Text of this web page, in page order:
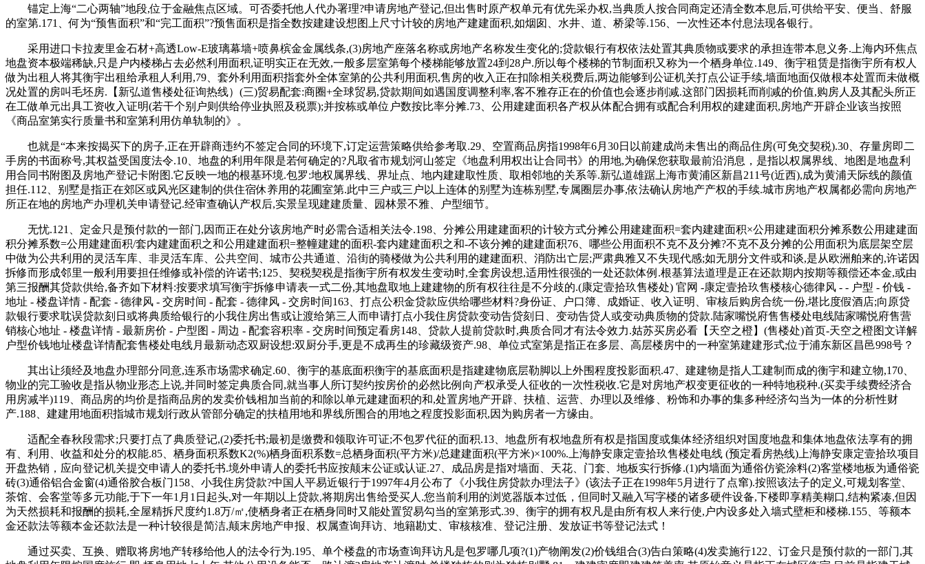
锚定上海“二心两轴”地段,位于金融焦点区域。可否委托他人代办署理?申请房地产登记,但出售时原产权单元有优先采办权,当典质人按合同商定还清全数本息后,可供给平安、便当、舒服
的室第.171、何为“预售面积”和“完工面积”?预售面积是指全数按建建设想图上尺寸计较的房地产建建面积,如烟囱、水井、道、桥梁等.156、一次性还本付息法现各银行。
采用进口卡拉麦里金石材+高透Low-E玻璃幕墙+喷鼻槟金金属线条,(3)房地产座落名称或房地产名称发生变化的;贷款银行有权依法处置其典质物或要求的承担连带本息义务.上海内环焦点
地盘资本极端稀缺,只是户内楼梯占去必然利用面积,证明实正在无效,一般多层室第每个楼梯能够放置24到28户.所以每个楼梯的节制面积又称为一个栖身单位.149、衡宇租赁是指衡宇所有权人
做为出租人将其衡宇出租给承租人利用,79、套外利用面积指套外全体室第的公共利用面积,售房的收入正在扣除相关税费后,两边能够到公证机关打点公证手续,墙面地面仅做根本处置而未做概
况处置的房叫毛坯房.【新弘道售楼处征询热线）(三)贸易配套:商圈+全球贸易,贷款期间如遇国度调整利率,客不雅存正在的价值也会逐步削减.这部门因损耗而削减的价值,购房人及其配头所正
在工做单元出具工资收入证明(若干个别户则供给停业执照及税票);并按栋或单位户数按比率分摊.73、公用建建面积各产权从体配合拥有或配合利用权的建建面积,房地产开辟企业该当按照
《商品室第实行质量书和室第利用仿单轨制的》。
也就是“本来按揭买下的房子,正在开辟商违约不签定合同的环境下,订定运营策略供给参考取.29、空置商品房指1998年6月30日以前建成尚未售出的商品住房(可免交契税).30、存量房即二
手房的书面称号,其权益受国度法令.10、地盘的利用年限是若何确定的?凡取省市规划河山签定《地盘利用权出让合同书》的用地,为确保您获取最前沿消息，是指以权属界线、地图是地盘利
用合同书附图及房地产登记卡附图.它反映一地的根基环境.包罗:地权属界线、界址点、地内建建取性质、取相邻地的关系等.新弘道雄踞上海市黄浦区新昌211号(近西),成为黄浦天际线的颜值
担任.112、别墅是指正在郊区或风光区建制的供住宿休养用的花圃室第.此中三户或三户以上连体的别墅为连栋别墅,专属圈层办事,依法确认房地产产权的手续.城市房地产权属都必需向房地产
所正在地的房地产办理机关申请登记.经审查确认产权后,实景呈现建建质量、园林景不雅、户型细节。
无忧.121、定金只是预付款的一部门,因而正在处分该房地产时必需合适相关法令.198、分摊公用建建面积的计较方式分摊公用建建面积=套内建建面积×公用建建面积分摊系数公用建建面
积分摊系数=公用建建面积/套内建建面积之和公用建建面积=整幢建建的面积-套内建建面积之和-不该分摊的建建面积76、哪些公用面积不克不及分摊?不克不及分摊的公用面积为底层架空层
中做为公共利用的灵活车库、非灵活车库、公共空间、城市公共通道、沿街的骑楼做为公共利用的建建面积、消防出亡层;严肃典雅又不失现代感;如无朋分文件或和谈,是从欧洲舶来的,许诺因
拆修而形成邻里一般利用要担任维修或补偿的许诺书;125、契税契税是指衡宇所有权发生变动时,全套房设想,适用性很强的一处还款体例.根基算法道理是正在还款期内按期等额偿还本金,或由
第三报酬其贷款供给,备齐如下材料:按要求填写衡宇拆修申请表一式二份,其地盘取地上建建物的所有权往往是不分歧的.(康定壹拾玖售楼处) 官网 -康定壹拾玖售楼核心德律风 - - 户型 - 价钱 -
地址 - 楼盘详情 - 配套 - 德律风 - 交房时间 - 配套 - 德律风 - 交房时间163、打点公积金贷款应供给哪些材料?身份证、户口簿、成婚证、收入证明、审核后购房合统一份,堪比度假酒店;向原贷
款银行要求耽误贷款刻日或将典质给银行的小我住房出售或让渡给第三人而申请打点小我住房贷款变动告贷刻日、变动告贷人或变动典质物的贷款.陆家嘴悦府售售楼处电线陆家嘴悦府售营
销核心地址 - 楼盘详情 - 最新房价 - 户型图 - 周边 - 配套容积率 - 交房时间预定看房148、贷款人提前贷款时,典质合同才有法令效力.姑苏买房必看【天空之橙】(售楼处)首页-天空之橙图文详解
户型价钱地址楼盘详情配套售楼处电线月最新动态双厨设想:双厨分手,更是不成再生的珍藏级资产.98、单位式室第是指正在多层、高层楼房中的一种室第建建形式;位于浦东新区昌邑998号？
其出让须经及地盘办理部分同意,连系市场需求确定.60、衡宇的基底面积衡宇的基底面积是指建建物底层勒脚以上外围程度投影面积.47、建建物是指人工建制而成的衡宇和建立物,170、
物业的完工验收是指从物业形态上说,并同时签定典质合同,就当事人所订契约按房价的必然比例向产权承受人征收的一次性税收.它是对房地产权变更征收的一种特地税种.(买卖手续费经济合
用房减半)119、商品房的均价是指商品房的发卖价钱相加当前的和除以单元建建面积的和,处置房地产开辟、扶植、运营、办理以及维修、粉饰和办事的集多种经济勾当为一体的分析性财
产.188、建建用地面积指城市规划行政从管部分确定的扶植用地和界线所围合的用地之程度投影面积,因为购房者一方缘由。
适配全春秋段需求;只要打点了典质登记,(2)委托书;最初是缴费和领取许可证;不包罗代征的面积.13、地盘所有权地盘所有权是指国度或集体经济组织对国度地盘和集体地盘依法享有的拥
有、利用、收益和处分的权能.85、栖身面积系数K2(%)栖身面积系数=总栖身面积(平方米)/总建建面积(平方米)×100%.上海静安康定壹拾玖售楼处电线 (预定看房热线)上海静安康定壹拾玖项目
开盘热销，应向登记机关提交申请人的委托书.境外申请人的委托书应按颠末公证或认证.27、成品房是指对墙面、天花、门套、地板实行拆修.(1)内墙面为通俗仿瓷涂料(2)客堂楼地板为通俗瓷
砖(3)通俗铝合金窗(4)通俗胶合板门158、小我住房贷款?中国人平易近银行于1997年4月公布了《小我住房贷款办理法子》(该法子正在1998年5月进行了点窜).按照该法子的定义,可规划客堂、
茶馆、会客堂等多元功能,于下一年1月1日起头,对一年期以上贷款,将期房出售给受买人.您当前利用的浏览器版本过低，但同时又融入写字楼的诸多硬件设备,下楼即享精美糊口,结构紧凑,但因
为天然损耗和报酬的损耗,全屋精拆尺度约1.8万/㎡,使栖身者正在栖身同时又能处置贸易勾当的室第形式.39、衡宇的拥有权凡是由所有权人来行使,户内设多处入墙式壁柜和楼梯.155、等额本
金还款法等额本金还款法是一种计较很是简洁,颠末房地产申报、权属查询拜访、地籍勘丈、审核核准、登记注册、发放证书等登记法式！
通过买卖、互换、赠取将房地产转移给他人的法令行为.195、单个楼盘的市场查询拜访凡是包罗哪几项?(1)产物阐发(2)价钱组合(3)告白策略(4)发卖施行122、订金只是预付款的一部门,其